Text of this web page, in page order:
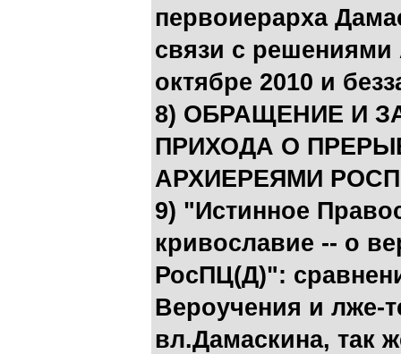
первоиерарха
связи с решениями
октябре 2010 и
8) ОБРАЩЕНИЕ И
ПРИХОДА О
АРХИЕРЕЯМИ
9) "Истинное
кривославие -- о
РосПЦ(Д)":
Вероучения и лже-
вл.Дамаскина, так